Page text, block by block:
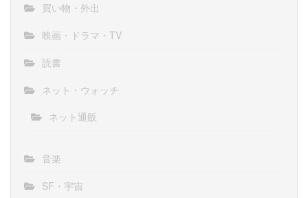
買い物・外出
映画・ドラマ・TV
読書
ネット・ウォッチ
ネット通販
音楽
SF・宇宙